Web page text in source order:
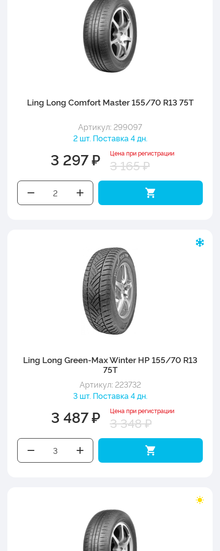
Ling Long Comfort Master 155/70 R13 75T
Артикул: 299097
2 шт. Поставка 4 дн.
3 297 ₽ Цена при регистрации
3 165 ₽
Ling Long Green-Max Winter HP 155/70 R13
75T
Артикул: 223732
3 шт. Поставка 4 дн.
3 487 ₽ Цена при регистрации
3 348 ₽